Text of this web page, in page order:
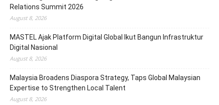
Relations Summit 2026
August 8, 2026
MASTEL Ajak Platform Digital Global Ikut Bangun Infrastruktur
Digital Nasional
August 8, 2026
Malaysia Broadens Diaspora Strategy, Taps Global Malaysian
Expertise to Strengthen Local Talent
August 8, 2026